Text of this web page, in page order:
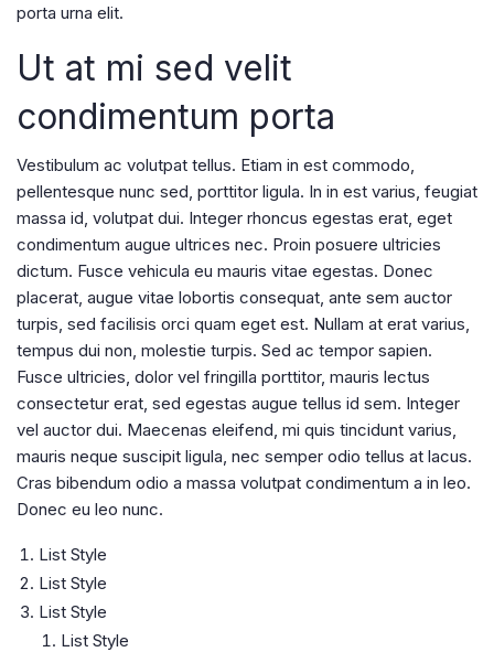
porta urna elit.
Ut at mi sed velit
condimentum porta
Vestibulum ac volutpat tellus. Etiam in est commodo,
pellentesque nunc sed, porttitor ligula. In in est varius, feugiat
massa id, volutpat dui. Integer rhoncus egestas erat, eget
condimentum augue ultrices nec. Proin posuere ultricies
dictum. Fusce vehicula eu mauris vitae egestas. Donec
placerat, augue vitae lobortis consequat, ante sem auctor
turpis, sed facilisis orci quam eget est. Nullam at erat varius,
tempus dui non, molestie turpis. Sed ac tempor sapien.
Fusce ultricies, dolor vel fringilla porttitor, mauris lectus
consectetur erat, sed egestas augue tellus id sem. Integer
vel auctor dui. Maecenas eleifend, mi quis tincidunt varius,
mauris neque suscipit ligula, nec semper odio tellus at lacus.
Cras bibendum odio a massa volutpat condimentum a in leo.
Donec eu leo nunc.
List Style
List Style
List Style
List Style